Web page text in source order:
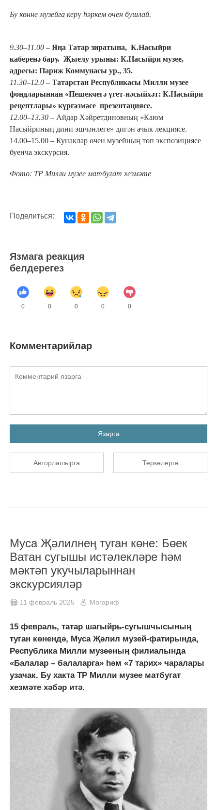
Бу көнне музейга керү һәркем өчен бушлай.
9.30–11.00 – Яңа Татар зиратына, К.Насыйри
каберенә бару. Җыелу урыны: К.Насыйри музее,
адресы: Париж Коммунасы ур., 35.
11.30–12.0 – Татарстан Республикасы Милли музее
фондларыннан «Пешекчегә үгет-нәсыйхәт: К.Насыйри
рецептлары» күргәзмәсе презентациясе.
12.00–13.30 – Айдар Хәйретдиновның «Каюм
Насыйриның дини эшчәнлеге» дигән ачык лекциясе.
14.00–15.00 – Кунаклар өчен музейның төп экспозициясе
буенча экскурсия.
Фото: ТР Милли музее матбугат хезмәте
Поделиться:
Язмага реакция
белдерегез
0 0 0 0 0
Комментарийлар
Язарга
Авторлашырга Теркәлергә
Муса Җәлилнең туган көне: Бөек
Ватан сугышы истәлекләре һәм
мәктәп укучыларыннан
экскурсияләр
11 февраль 2025 Мәгариф
15 февраль, татар шагыйрь-сугышчысының
туган көнендә, Муса Җәлил музей-фатирында,
Республика Милли музееның филиалында
«Балалар – балаларга» һәм «7 тарих» чаралары
узачак. Бу хакта ТР Милли музее матбугат
хезмәте хәбәр итә.